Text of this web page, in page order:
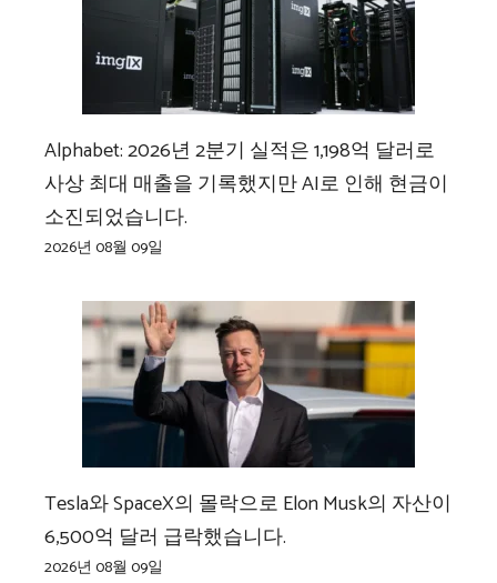
Alphabet: 2026년 2분기 실적은 1,198억 달러로
사상 최대 매출을 기록했지만 AI로 인해 현금이
소진되었습니다.
2026년 08월 09일
Tesla와 SpaceX의 몰락으로 Elon Musk의 자산이
6,500억 달러 급락했습니다.
2026년 08월 09일